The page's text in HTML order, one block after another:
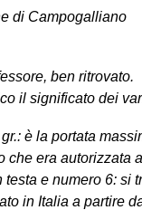
di Campogalliano
ben ritrovato.
il significato dei
è la portata
che era autorizzata
testa e numero 6: si
in Italia a partire